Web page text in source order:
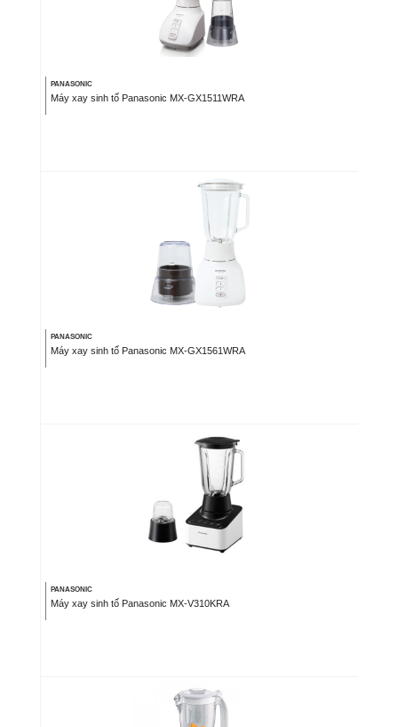
PANASONIC
Máy xay sinh tố Panasonic MX-GX1511WRA
PANASONIC
Máy xay sinh tố Panasonic MX-GX1561WRA
PANASONIC
Máy xay sinh tố Panasonic MX-V310KRA